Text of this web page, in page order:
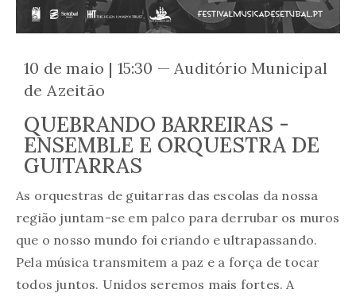
10 de maio | 15:30 — Auditório Municipal
de Azeitão
QUEBRANDO BARREIRAS -
ENSEMBLE E ORQUESTRA DE
GUITARRAS
As orquestras de guitarras das escolas da nossa
região juntam-se em palco para derrubar os muros
que o nosso mundo foi criando e ultrapassando.
Pela música transmitem a paz e a força de tocar
todos juntos. Unidos seremos mais fortes. A